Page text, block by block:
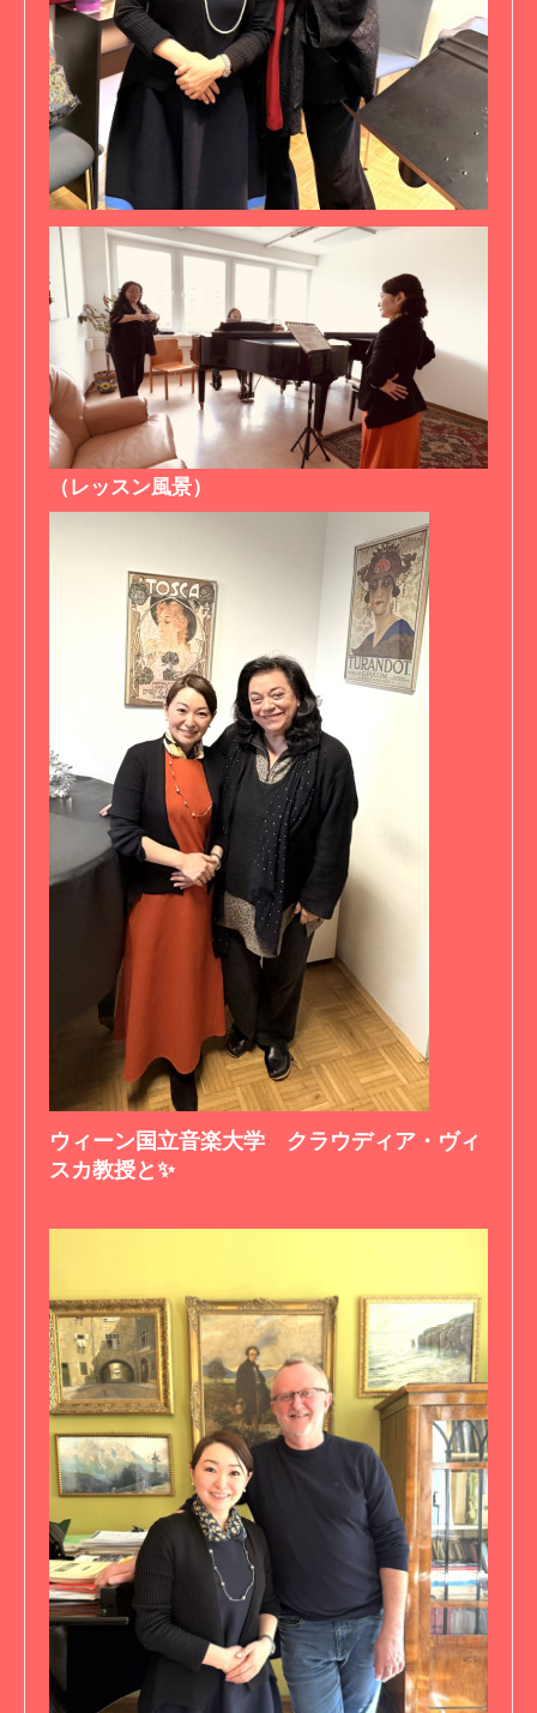
（レッスン風景）
ウィーン国立音楽大学 クラウディア・ヴィ
スカ教授と✨